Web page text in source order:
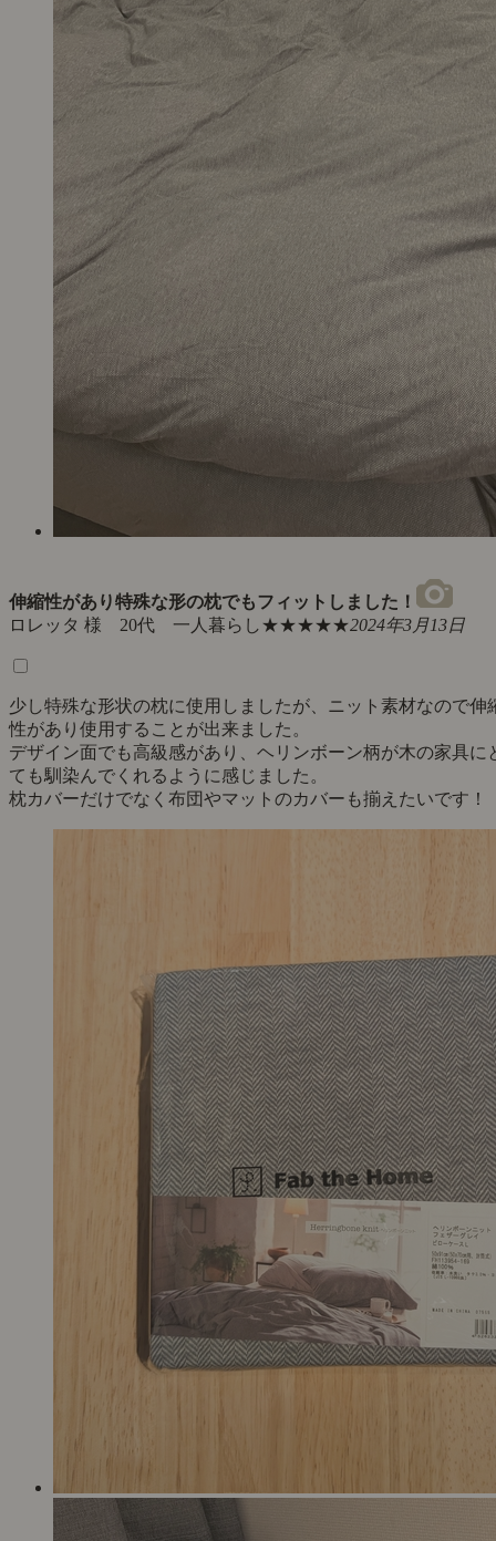
伸縮性があり特殊な形の枕でもフィットしました！
ロレッタ 様 20代 一人暮らし★★★★★2024年3月13日
少し特殊な形状の枕に使用しましたが、ニット素材なので伸
性があり使用することが出来ました。
デザイン面でも高級感があり、ヘリンボーン柄が木の家具に
ても馴染んでくれるように感じました。
枕カバーだけでなく布団やマットのカバーも揃えたいです！